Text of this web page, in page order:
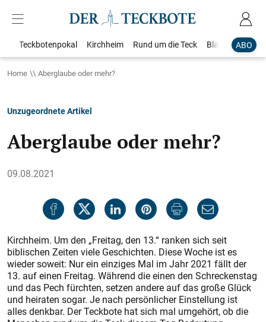
ABO
Teckbotenpokal Kirchheim Rund um die Teck Blaulicht
Home Aberglaube oder mehr?
Unzugeordnete Artikel
Aberglaube oder mehr?
09.08.2021
Kirchheim. Um den „Freitag, den 13.“ ranken sich seit
biblischen Zeiten viele Geschichten. Diese Woche ist es
wieder soweit: Nur ein einziges Mal im Jahr 2021 fällt der
13. auf einen Freitag. Während die einen den Schreckenstag
und das Pech fürchten, setzen andere auf das große Glück
und heiraten sogar. Je nach persönlicher Einstellung ist
alles denkbar. Der Teckbote hat sich mal umgehört, ob die